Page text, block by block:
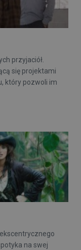
przyjaciół.
się projektami
który pozwoli im
na swej